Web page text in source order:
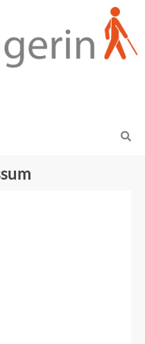
Search